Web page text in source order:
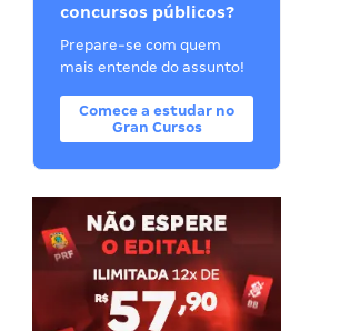
concursos públicos?
Prepare-se com quem
mais entende do assunto!
Comece a estudar no
Gran Cursos